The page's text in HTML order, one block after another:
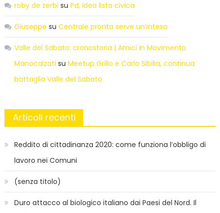
roby de zerbi su Pd, idea lista civica
Giuseppe su Centrale pronta serve un’intesa
Valle del Sabato: cronostoria | Amici in Movimento
Manocalzati su Meetup Grillo e Carlo Sibilia, continua
battaglia Valle del Sabato
Articoli recenti
Reddito di cittadinanza 2020: come funziona l’obbligo di
lavoro nei Comuni
(senza titolo)
Duro attacco al biologico italiano dai Paesi del Nord. Il